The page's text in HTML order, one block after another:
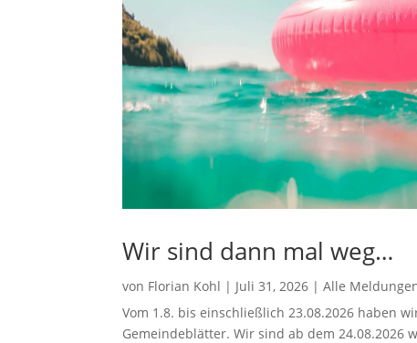
Wir sind dann mal weg…
von Florian Kohl | Juli 31, 2026 |Alle
Vom 1.8. bis einschließlich 23.08.2026 haben
Gemeindeblätter. Wir sind ab dem 24.08.2026